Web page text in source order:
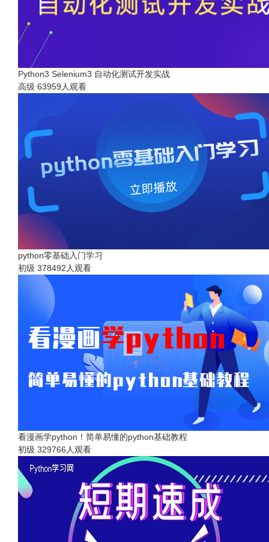
Python3 Selenium3 自动化测试开发实战
高级 63959人观看
python零基础入门学习
初级 378492人观看
看漫画学python！简单易懂的python基础教程
初级 329766人观看